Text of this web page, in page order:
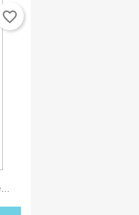
×
favorite_border